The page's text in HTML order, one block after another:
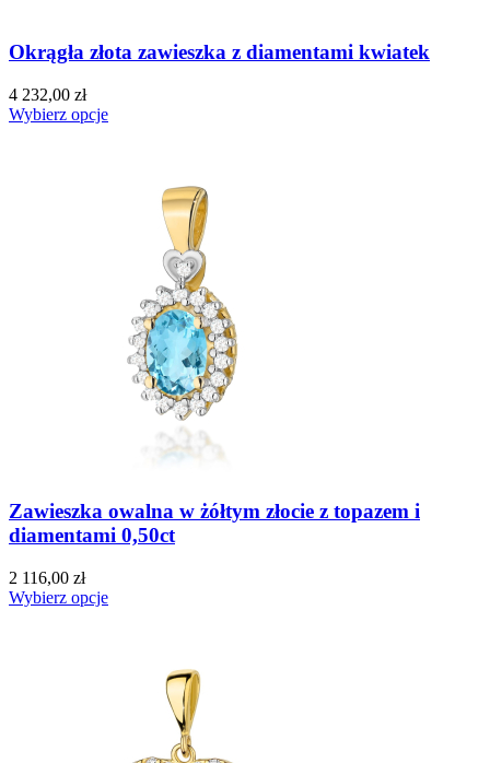
Okrągła złota zawieszka z diamentami kwiatek
4 232,00 zł
Wybierz opcje
Zawieszka owalna w żółtym złocie z topazem i
diamentami 0,50ct
2 116,00 zł
Wybierz opcje